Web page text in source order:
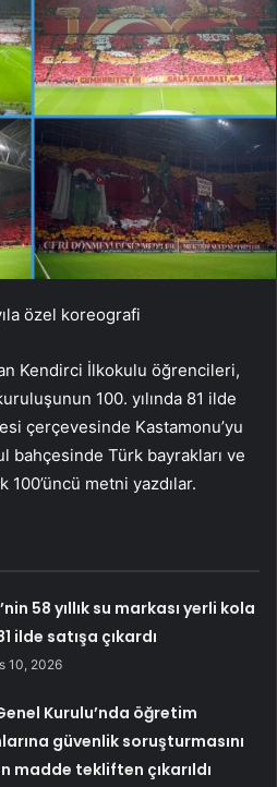
özel koreografi
Kendirci İlkokulu öğrencileri,
100. yılında 81 ilde
çerçevesinde Kastamonu’yu
bahçesinde Türk bayrakları ve
metni yazdılar.
58 yıllık su markası yerli kola
ilde satışa çıkardı
10, 2026
Kurulu’nda öğretim
güvenlik soruşturmasını
madde tekliften çıkarıldı